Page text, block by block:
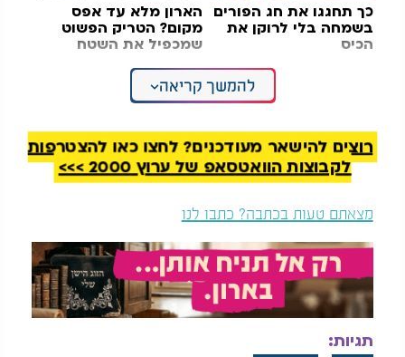
כך תחגגו את חג הפורים
בשמחה בלי לרוקן את
הכיס
הארון מלא עד אפס
מקום? הטריק הפשוט
שמכפיל את השטח
בכתבה הומלץ גם על שימוש בקופסאות אחסון שקופות,
שמאפשרות להגן על הנעליים מאבק ולחות וכך לזהות
מחדש.
עוד צוין כי לפני רכישת פתרון אחסון חדש, כדאי לבצע
מיון של הנעליים ולהחליט אילו זוגות באמת נמצאים
בשימוש ואילו ניתן להוציא מהבית. לפי המומחים,
צמצום העומס הוא אחד השלבים החשובים ביותר
ביצירת סדר לאורך זמן.
בנוסף הומלץ להתאים את סוג האחסון לאופן השימוש
בנעליים. נעליים יומיומיות עדיף לאחסן במקום פתוח
ונגיש, בעוד שנעליים עונתיות או זוגות מיוחדים ניתן
להמשך קריאה
רוצים להישאר מעודכנים? לחצו כאן להצטרפות
לקבוצות הוואטסאפ של ערוץ 2000 >>>
מצאתם טעות בכתבה? כתבו לנו
תגיות: